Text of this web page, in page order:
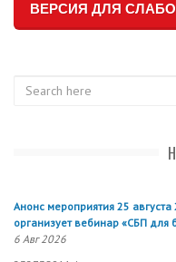
ВЕРСИЯ ДЛЯ
Анонс мероприятия 25
организует вебинар «СБП для
6 Авг 2026